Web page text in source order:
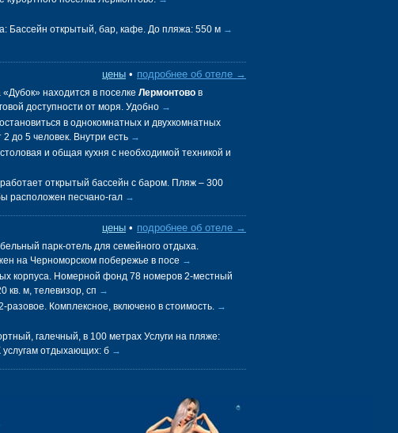
Бассейн открытый, бар, кафе. До пляжа: 550 м →
подробнее об отеле →
цены •
«Дубок» находится в поселке Лермонтово в
доступности от моря. Удобно →
остановиться в однокомнатных и двухкомнатных
до 5 человек. Внутри есть →
и общая кухня с необходимой техникой и
открытый бассейн с баром. Пляж – 300
расположен песчано-гал →
подробнее об отеле →
цены •
парк-отель для семейного отдыха.
на Черноморском побережье в посе →
корпуса. Номерной фонд 78 номеров 2-местный
кв. м, телевизор, сп →
разовое. Комплексное, включено в стоимость. →
галечный, в 100 метрах Услуги на пляже:
услугам отдыхающих: б →